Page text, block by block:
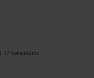
| 17 komentárov